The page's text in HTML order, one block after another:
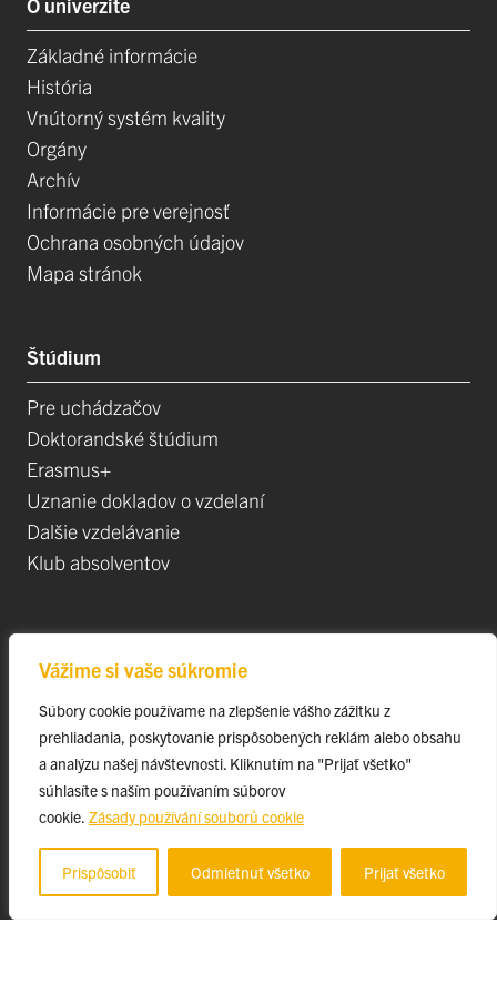
Vážime si vaše súkromie
Súbory cookie používame na zlepšenie vášho zážitku z
prehliadania, poskytovanie prispôsobených reklám alebo obsahu
a analýzu našej návštevnosti. Kliknutím na "Prijať všetko"
súhlasíte s naším používaním súborov
cookie. Zásady používání souborů cookie
Prispôsobiť Odmietnuť všetko Prijať všetko
Základné informácie
História
Vnútorný systém kvality
Orgány
Archív
Informácie pre verejnosť
Ochrana osobných údajov
Mapa stránok
Štúdium
Pre uchádzačov
Doktorandské štúdium
Erasmus+
Uznanie dokladov o vzdelaní
Dalšie vzdelávanie
Klub absolventov
Projekty
Špičkové tímy
TIP-UPJŠ
Vedecké parky
Evidencia publikačnej činnosti
Habilitačné a vymenúvacie konania